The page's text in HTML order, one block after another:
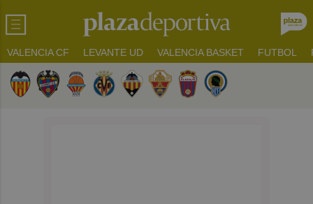
VALENCIA CF LEVANTE UD VALENCIA BASKET FUTBOL